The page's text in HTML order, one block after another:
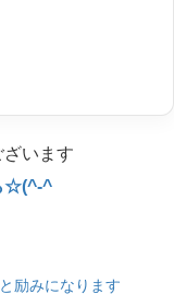
います
☆(^-^
励みになります